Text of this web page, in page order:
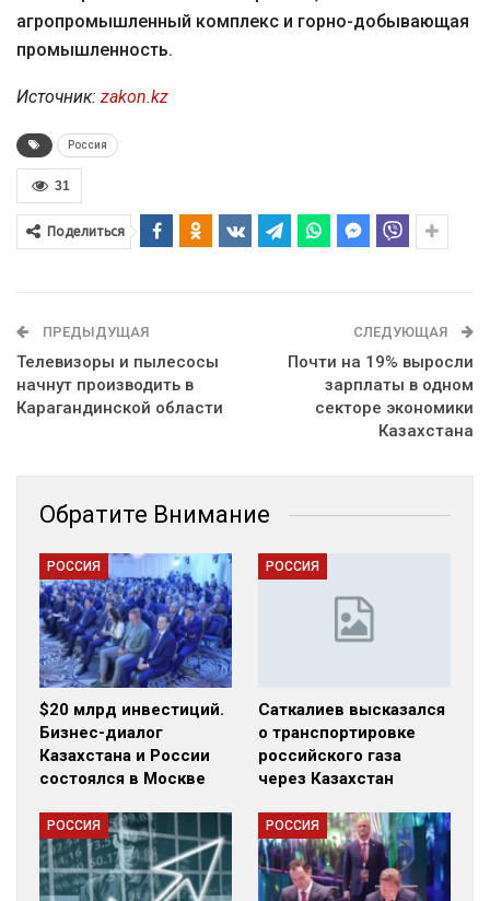
агропромышленный комплекс и горно-добывающая
промышленность.
Источник: zakon.kz
Россия
31
Поделиться
ПРЕДЫДУЩАЯ
Телевизоры и пылесосы
начнут производить в
Карагандинской области
СЛЕДУЮЩАЯ
Почти на 19% выросли
зарплаты в одном
секторе экономики
Казахстана
Обратите Внимание
РОССИЯ
$20 млрд инвестиций.
Бизнес-диалог
Казахстана и России
состоялся в Москве
РОССИЯ
Саткалиев высказался
о транспортировке
российского газа
через Казахстан
РОССИЯ РОССИЯ